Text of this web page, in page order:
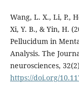
Wang, L. X., Li, P.,
Xi, Y. B., & Yin, H.
Pellucidum in
Analysis. The
neurosciences,
https://doi.org/